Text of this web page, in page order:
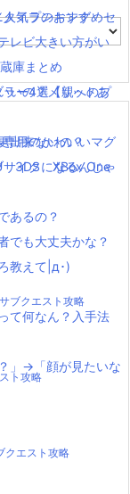
レビ大きい方がい
いの？メリットあ
出来ないの？
イクになるんじゃ
あるの？
でも大丈夫かな？
教えて|д･)
て何なん？入手法
」→「顔が見たいな
イプのおすすめセ
庫まとめ
ー4選【親へのプ
用のかわいいマグ
気ランキング
3DS
XBox One
ブクエスト攻略
ト攻略
クエスト攻略